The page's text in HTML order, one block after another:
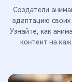
Создатели
адаптацию своих
Узнайте, как
контент на